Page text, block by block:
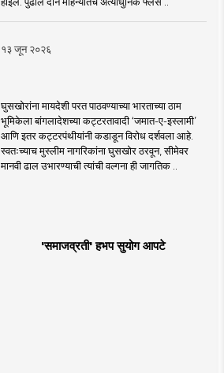
१३ जून २०२६
घुसखोरांना मायदेशी परत पाठवण्याच्या भारताच्या ठाम
भूमिकेला बांगलादेशच्या कट्टरतावादी ‘जमात-ए-इस्लामी’
आणि इतर कट्टरपंथीयांनी कडाडून विरोध दर्शवला आहे.
स्वतःच्याच मुस्लीम नागरिकांना घुसखोर ठरवून, सीमेवर
मानवी ढाल उभारण्याची त्यांची वल्गना ही जागतिक ..
'समाजव्रती' हभप सुयोग आपटे